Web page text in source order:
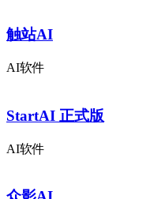
触站AI
AI软件
StartAI 正式版
AI软件